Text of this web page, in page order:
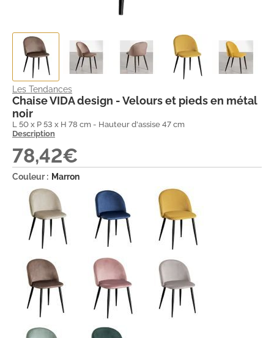
Les Tendances
Chaise VIDA design - Velours et pieds en métal
noir
L 50 x P 53 x H 78 cm - Hauteur d'assise 47 cm
Description
78,42€
Couleur : Marron